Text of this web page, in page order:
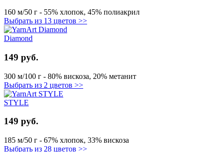
160 м/50 г - 55% хлопок, 45% полиакрил
Выбрать из 13 цветов >>
Diamond
149 руб.
300 м/100 г - 80% вискоза, 20% метанит
Выбрать из 2 цветов >>
STYLE
149 руб.
185 м/50 г - 67% хлопок, 33% вискоза
Выбрать из 28 цветов >>